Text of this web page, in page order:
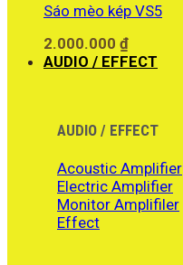
Sáo mèo kép VS5
2.000.000 ₫
AUDIO / EFFECT
AUDIO / EFFECT
Acoustic Amplifier
Electric Amplifier
Monitor Amplifiler
Effect